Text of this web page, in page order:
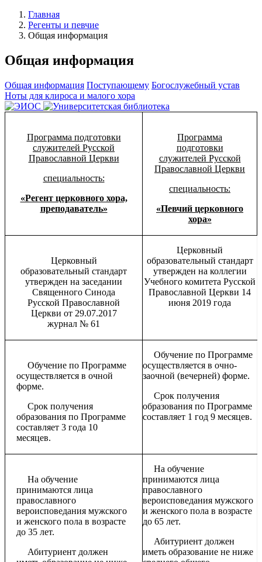
Главная
Регенты и певчие
Общая информация
Общая информация
Общая информация Поступающему Богослужебный устав
Ноты для клироса и малого хора
Программа подготовки
служителей Русской
Православной Церкви
специальность:
«Регент церковного хора,
преподаватель»
Программа
подготовки
служителей Русской
Православной Церкви
специальность:
«Певчий церковного
хора»
Церковный
образовательный стандарт
утвержден на заседании
Священного Синода
Русской Православной
Церкви от 29.07.2017
журнал № 61
Церковный
образовательный стандарт
утвержден на коллегии
Учебного комитета Русской
Православной Церкви 14
июня 2019 года
Обучение по Программе
осуществляется в очной
форме.
Срок получения
образования по Программе
составляет 3 года 10
месяцев.
Обучение по Программе
осуществляется в очно-
заочной (вечерней) форме.
Срок получения
образования по Программе
составляет 1 год 9 месяцев.
На обучение
принимаются лица
православного
вероисповедания мужского
и женского пола в возрасте
до 35 лет.
Абитуриент должен
На обучение
принимаются лица
православного
вероисповедания мужского
и женского пола в возрасте
до 65 лет.
Абитуриент должен
иметь образование не ниже